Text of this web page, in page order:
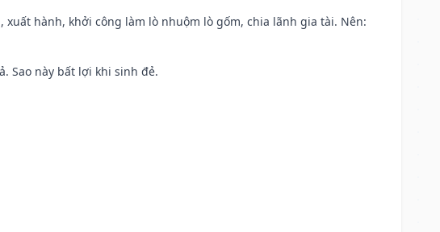
xuất hành, khởi công làm lò nhuộm lò gốm, chia lãnh gia tài. Nên:
Sao này bất lợi khi sinh đẻ.